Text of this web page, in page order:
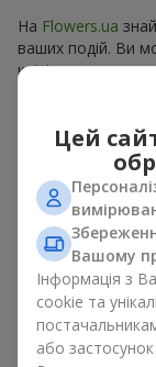
На Flowers.ua
ваших подій. Ви
квітів з тортом з
замовити окремо
Торти
Торти з живими
флористики та
десерт в
стильно й
Цей
Вашому
Інформація з
cookie та
або